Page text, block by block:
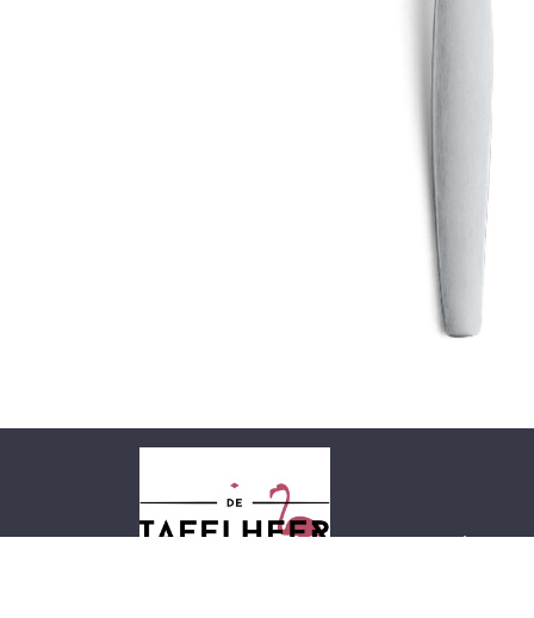
Startpagina